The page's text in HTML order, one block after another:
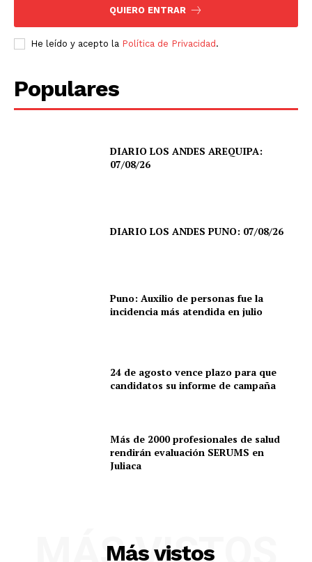
QUIERO ENTRAR
He leído y acepto la Política de Privacidad.
Populares
DIARIO LOS ANDES AREQUIPA:
07/08/26
DIARIO LOS ANDES PUNO: 07/08/26
Puno: Auxilio de personas fue la
incidencia más atendida en julio
24 de agosto vence plazo para que
candidatos su informe de campaña
Más de 2000 profesionales de salud
rendirán evaluación SERUMS en
Juliaca
Más vistos
MÁS VISTOS